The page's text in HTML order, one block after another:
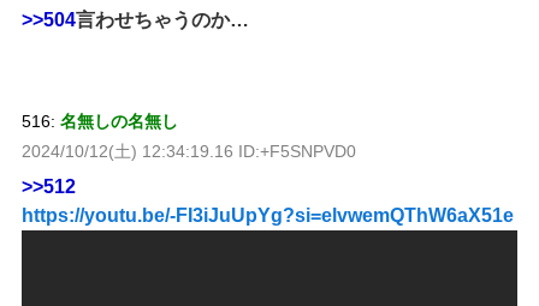
>>504言わせちゃうのか…
516: 名無しの名無し
2024/10/12(土) 12:34:19.16 ID:+F5SNPVD0
>>512
https://youtu.be/-FI3iJuUpYg?si=elvwemQThW6aX51e